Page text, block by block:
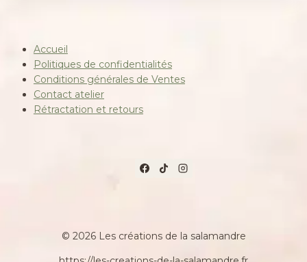
Accueil
Politiques de confidentialités
Conditions générales de Ventes
Contact atelier
Rétractation et retours
© 2026 Les créations de la salamandre